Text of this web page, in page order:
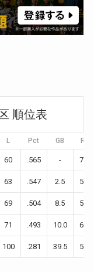
順位表
L Pct GB RS
60 .565 - 707
63 .547 2.5 587
69 .504 8.5 595
71 .493 10.0 690
100 .281 39.5 522